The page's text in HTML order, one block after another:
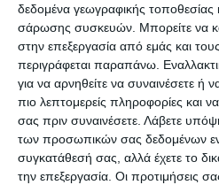
δεδομένα γεωγραφικής
σάρωσης συσκευών. Μπορείτε να
στην επεξεργασία από εμάς και
περιγράφεται παραπάνω.
για να αρνηθείτε να συναινέσετε
πιο λεπτομερείς πληροφορίες και
σας πριν συναινέσετε. Λάβετε
των προσωπικών σας δεδομένων
συγκατάθεσή σας, αλλά έχετε το
την επεξεργασία. Οι προτιμήσεις
Πελάτης:
Paraskhnio.gr
Τοποθεσία:
Ελλάδα
Υπηρεσίες:
Portal, Technical
Ιστότοπος: